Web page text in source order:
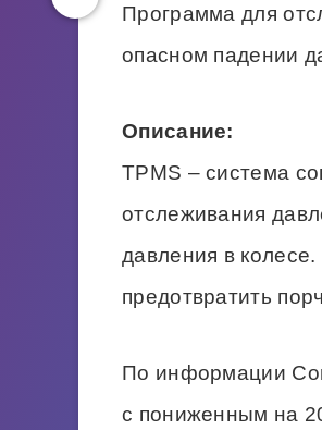
Программа для
опасном падении
Описание:
TPMS – система
отслеживания
давления в
предотвратить
По информации
с пониженным на